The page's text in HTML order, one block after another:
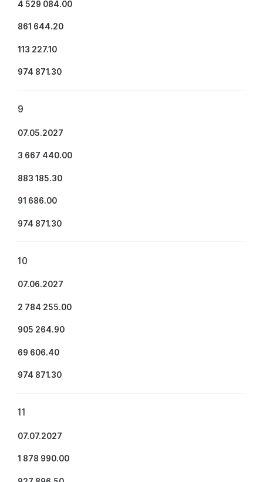
4 529 084.00
861 644.20
113 227.10
974 871.30
9
07.05.2027
3 667 440.00
883 185.30
91 686.00
974 871.30
10
07.06.2027
2 784 255.00
905 264.90
69 606.40
974 871.30
11
07.07.2027
1 878 990.00